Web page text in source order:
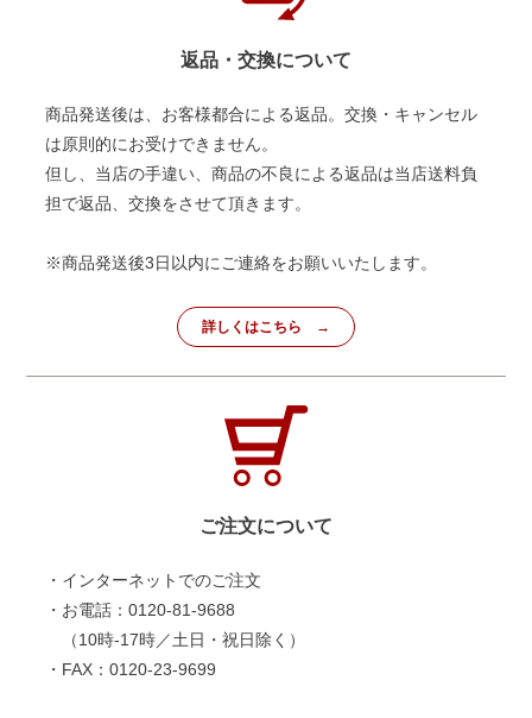
返品・交換について
商品発送後は、お客様都合による返品。交換・キャンセル
は原則的にお受けできません。
但し、当店の手違い、商品の不良による返品は当店送料負
担で返品、交換をさせて頂きます。
※商品発送後3日以内にご連絡をお願いいたします。
詳しくはこちら
ご注文について
・インターネットでのご注文
・お電話：0120-81-9688
（10時-17時／土日・祝日除く）
・FAX：0120-23-9699